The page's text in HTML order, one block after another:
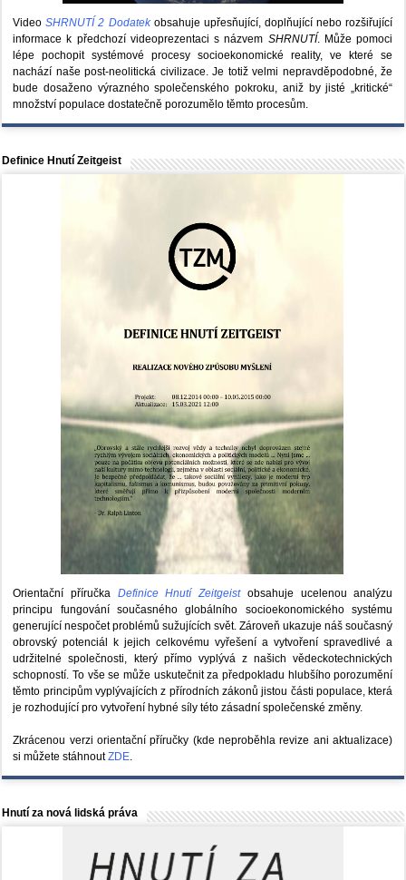
VideoSHRNUTÍ 2 Dodatekobsahuje upřesňující, doplňující nebo rozšiřující
informace k předchozí videoprezentaci s názvem SHRNUTÍ. Může pomoci
lépe pochopit systémové procesy socioekonomické reality, ve které se
nachází naše post-neolitická civilizace. Je totiž velmi nepravděpodobné, že
bude dosaženo výrazného společenského pokroku, aniž by jisté „kritické“
množství populace dostatečně porozumělo těmto procesům.
Definice Hnutí Zeitgeist
Orientační příručka Definice Hnutí Zeitgeistobsahuje ucelenou analýzu
principu fungování současného globálního socioekonomického systému
generující nespočet problémů sužujících svět. Zároveň ukazuje náš současný
obrovský potenciál k jejich celkovému vyřešení a vytvoření spravedlivé a
udržitelné společnosti, který přímo vyplývá z našich vědeckotechnických
schopností. To vše se může uskutečnit za předpokladu hlubšího porozumění
těmto principům vyplývajících z přírodních zákonů jistou části populace, která
je rozhodující pro vytvoření hybné síly této zásadní společenské změny.
Zkrácenou verzi orientační příručky (kde neproběhla revize ani aktualizace)
si můžete stáhnoutZDE.
Hnutí za nová lidská práva